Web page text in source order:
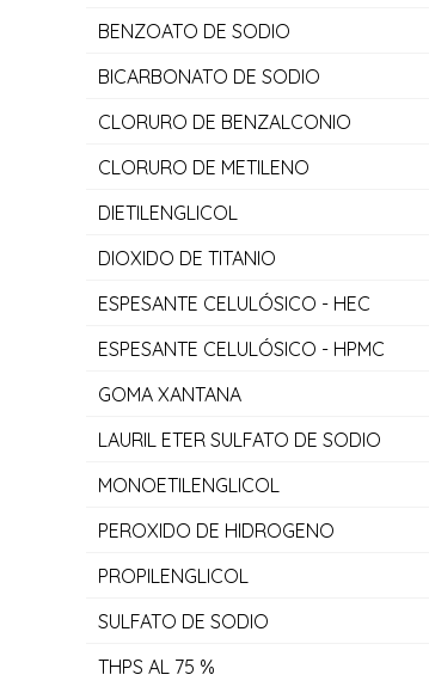
BENZOATO DE SODIO
BICARBONATO DE SODIO
CLORURO DE BENZALCONIO
CLORURO DE METILENO
DIETILENGLICOL
DIOXIDO DE TITANIO
ESPESANTE CELULÓSICO - HEC
ESPESANTE CELULÓSICO - HPMC
GOMA XANTANA
LAURIL ETER SULFATO DE SODIO
MONOETILENGLICOL
PEROXIDO DE HIDROGENO
PROPILENGLICOL
SULFATO DE SODIO
THPS AL 75 %